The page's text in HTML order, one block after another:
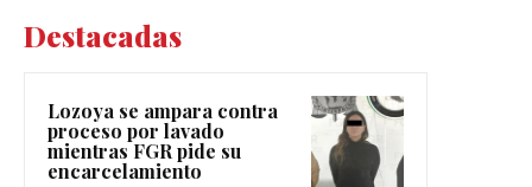
Destacadas
Lozoya se ampara contra
proceso por lavado
mientras FGR pide su
encarcelamiento